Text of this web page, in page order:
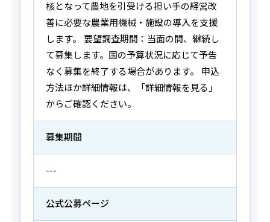
核となって農地を引受ける担い手の経営改
善に必要な農業用機械・施設の導入を支援
します。 要望調査期間：当面の間、継続し
て募集します。国の予算状況に応じて予告
なく募集を終了する場合があります。 申込
方法ほか詳細情報は、「詳細情報を見る」
からご確認ください。
募集期間
---
公式公募ページ